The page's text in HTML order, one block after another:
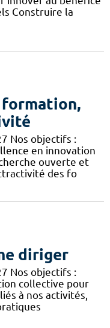
Construire la
formation,
Nos objectifs :
en innovation
ouverte et
des fo
diriger
Nos objectifs :
collective pour
à nos activités,